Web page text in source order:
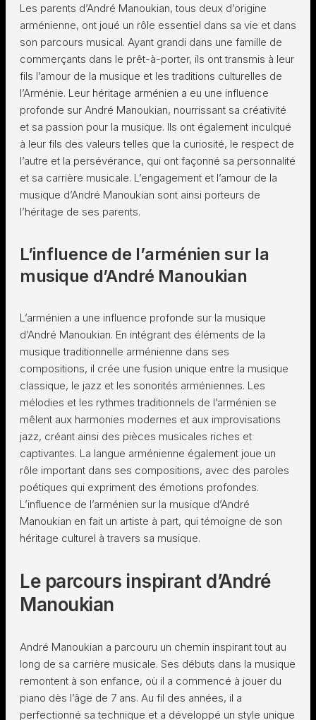
Les parents d’André Manoukian, tous deux d’origine
arménienne, ont joué un rôle essentiel dans sa vie et dans
son parcours musical. Ayant grandi dans une famille de
commerçants dans le prêt-à-porter, ils ont transmis à leur
fils l’amour de la musique et les traditions culturelles de
l’Arménie. Leur héritage arménien a eu une influence
profonde sur André Manoukian, nourrissant sa créativité
et sa passion pour la musique. Ils ont également inculqué
à leur fils des valeurs telles que la curiosité, le respect de
l’autre et la persévérance, qui ont façonné sa personnalité
et sa carrière musicale. L’engagement et l’amour de la
musique d’André Manoukian sont ainsi porteurs de
l’héritage de ses parents.
L’influence de l’arménien sur la
musique d’André Manoukian
L’arménien a une influence profonde sur la musique
d’André Manoukian. En intégrant des éléments de la
musique traditionnelle arménienne dans ses
compositions, il crée une fusion unique entre la musique
classique, le jazz et les sonorités arméniennes. Les
mélodies et les rythmes traditionnels de l’arménien se
mêlent aux harmonies modernes et aux improvisations
jazz, créant ainsi des pièces musicales riches et
captivantes. La langue arménienne également joue un
rôle important dans ses compositions, avec des paroles
poétiques qui expriment des émotions profondes.
L’influence de l’arménien sur la musique d’André
Manoukian en fait un artiste à part, qui témoigne de son
héritage culturel à travers sa musique.
Le parcours inspirant d’André
Manoukian
André Manoukian a parcouru un chemin inspirant tout au
long de sa carrière musicale. Ses débuts dans la musique
remontent à son enfance, où il a commencé à jouer du
piano dès l’âge de 7 ans. Au fil des années, il a
perfectionné sa technique et a développé un style unique